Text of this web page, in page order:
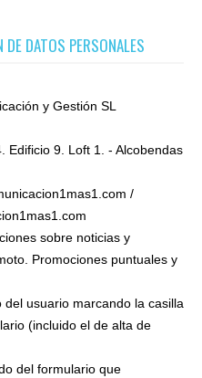
DATOS PERSONALES
y Gestión SL
Edificio 9. Loft 1. - Alcobendas
/
sobre noticias y
Promociones puntuales y
usuario marcando la casilla
(incluido el de alta de
del formulario que